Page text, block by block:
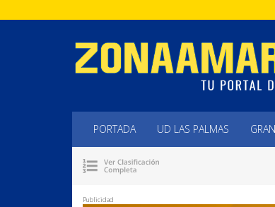
PORTADA UD LAS PALMAS
Publicidad